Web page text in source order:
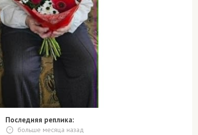
Последняя реплика:
больше месяца назад